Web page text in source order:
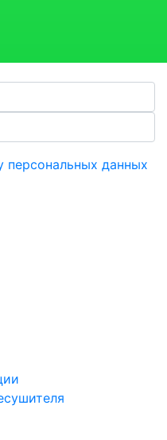
персональных данных